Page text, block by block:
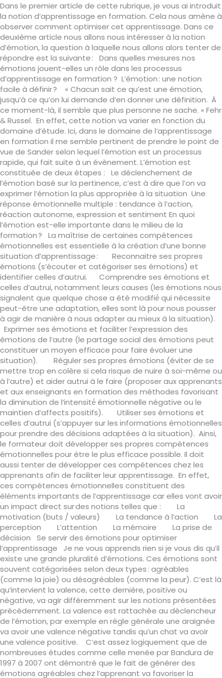
Dans le premier article de cette rubrique, je vous ai introduit
la notion d’apprentissage en formation. Cela nous amène à
observer comment optimiser cet apprentissage. Dans ce
deuxième article nous allons nous intéresser à la notion
d’émotion, la question à laquelle nous allons alors tenter de
répondre est la suivante : Dans quelles mesures nos
émotions jouent-elles un rôle dans les processus
d’apprentissage en formation ? L’émotion : une notion
facile à définir ? « Chacun sait ce qu’est une émotion,
jusqu’à ce qu’on lui demande d’en donner une définition. À
ce moment-là, il semble que plus personne ne sache. » Fehr
& Russel. En effet, cette notion va varier en fonction du
domaine d’étude. Ici, dans le domaine de l’apprentissage
en formation il me semble pertinent de prendre le point de
vue de Sander selon lequel l’émotion est un processus
rapide, qui fait suite à un évènement. L’émotion est
constituée de deux étapes : Le déclenchement de
l’émotion basé sur la pertinence, c’est à dire que l’on va
exprimer l’émotion la plus appropriée à la situation Une
réponse émotionnelle multiple : tendance à l’action,
réaction autonome, expression et sentiment En quoi
l’émotion est-elle importante dans le milieu de la
formation ? La maîtrise de certaines compétences
émotionnelles est essentielle à la création d’une bonne
situation d’apprentissage : Reconnaitre ses propres
émotions (s’écouter et catégoriser ses émotions) et
identifier celles d’autrui. Comprendre ses émotions et
celles d’autrui, notamment leurs causes (les émotions nous
signalent que quelque chose a été modifié́ qui nécessite
peut-être une adaptation, elles sont là pour nous pousser
à agir de manière à nous adapter au mieux à la situation).
Exprimer ses émotions et faciliter l’expression des
émotions de l’autre (le partage social des émotions peut
constituer un moyen efficace pour faire évoluer une
situation). Réguler ses propres émotions (éviter de se
mettre trop en colère si cela risque de nuire à soi-même ou
à l’autre) et aider autrui à le faire (proposer aux apprenants
et aux enseignants en formation des méthodes favorisant
la diminution de l’intensité́ émotionnelle négative ou le
maintien d’affects positifs). Utiliser ses émotions et
celles d’autrui (s’appuyer sur les informations émotionnelles
pour prendre des décisions adaptées à la situation). Ainsi,
le formateur doit développer ses propres compétences
émotionnelles pour être le plus efficace possible. Il doit
aussi tenter de développer ces compétences chez les
apprenants afin de faciliter leur apprentissage. En effet,
ces compétences émotionnelles constituent des
éléments importants de l’apprentissage car elles vont avoir
un impact direct sur des notions telles que : La
motivation (buts / valeurs) La tendance à l’action La
perception L’attention La mémoire La prise de
décision Se servir des émotions pour optimiser
l’apprentissage Je ne vous apprends rien si je vous dis qu’il
existe une grande pluralité d’émotions. Ces émotions sont
souvent catégorisées selon deux types : agréables
(comme la joie) ou désagréables (comme la peur). C’est là
qu’intervient la valence, cette dernière, positive ou
négative, va agir différemment sur les notions présentées
précédemment. La valence est rattachée au déclencheur
de l’émotion, par exemple en règle générale une araignée
va avoir une valence négative tandis qu’un chat va avoir
une valence positive. C’est assez logiquement que de
nombreuses études comme celle menée par Bandura de
1997 à 2007 ont démontré que le fait de générer des
émotions agréables chez l’apprenant va favoriser la